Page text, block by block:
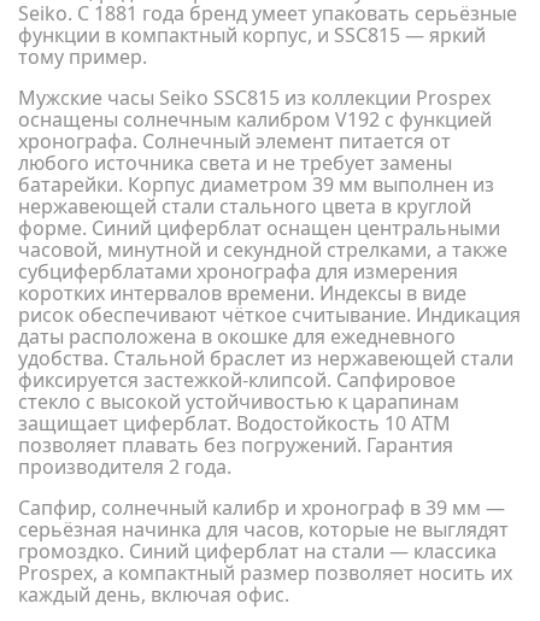
Seiko. С 1881 года бренд умеет упаковать серьёзные
функции в компактный корпус, и SSC815 — яркий
тому пример.
Мужские часы Seiko SSC815 из коллекции Prospex
оснащены солнечным калибром V192 с функцией
хронографа. Солнечный элемент питается от
любого источника света и не требует замены
батарейки. Корпус диаметром 39 мм выполнен из
нержавеющей стали стального цвета в круглой
форме. Синий циферблат оснащен центральными
часовой, минутной и секундной стрелками, а также
субциферблатами хронографа для измерения
коротких интервалов времени. Индексы в виде
рисок обеспечивают чёткое считывание. Индикация
даты расположена в окошке для ежедневного
удобства. Стальной браслет из нержавеющей стали
фиксируется застежкой-клипсой. Сапфировое
стекло с высокой устойчивостью к царапинам
защищает циферблат. Водостойкость 10 АТМ
позволяет плавать без погружений. Гарантия
производителя 2 года.
Сапфир, солнечный калибр и хронограф в 39 мм —
серьёзная начинка для часов, которые не выглядят
громоздко. Синий циферблат на стали — классика
Prospex, а компактный размер позволяет носить их
каждый день, включая офис.